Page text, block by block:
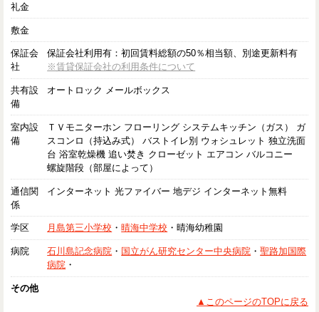
礼金
敷金
保証会
社
保証会社利用有：初回賃料総額の50％相当額、別途更新料有
※賃貸保証会社の利用条件について
共有設
備
オートロック メールボックス
室内設
備
ＴＶモニターホン フローリング システムキッチン（ガス） ガ
スコンロ（持込み式） バストイレ別 ウォシュレット 独立洗面
台 浴室乾燥機 追い焚き クローゼット エアコン バルコニー
螺旋階段（部屋によって）
通信関
係
インターネット 光ファイバー 地デジ インターネット無料
学区 月島第三小学校 ・晴海中学校 ・晴海幼稚園
病院 石川島記念病院 ・ 国立がん研究センター中央病院 ・聖路加国際
病院 ・
その他
▲このページのTOPに戻る